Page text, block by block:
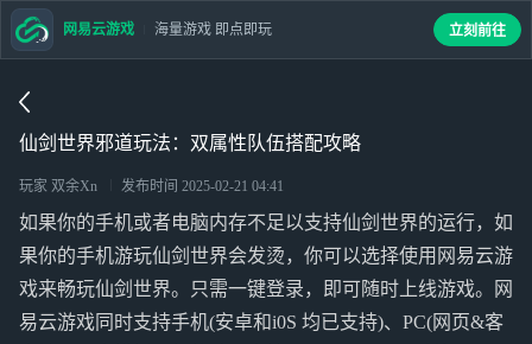
仙剑世界邪道玩法：双属性队伍搭配攻略
玩家 双余Xn 发布时间 2025-02-21 04:41
如果你的手机或者电脑内存不足以支持仙剑世界的运行，如
果你的手机游玩仙剑世界会发烫，你可以选择使用网易云游
戏来畅玩仙剑世界。只需一键登录，即可随时上线游戏。网
易云游戏同时支持手机(安卓和i0S 均已支持)、PC(网页&客
网易云游戏 海量游戏 即点即玩 立刻前往